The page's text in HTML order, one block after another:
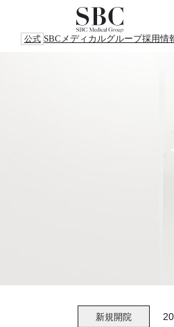
公式 SBCメディカルグループ採用情
新規開院